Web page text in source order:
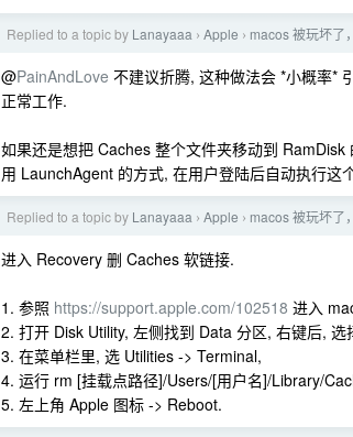
Replied to a topic by Lanayaaa › Apple › macos 被玩坏了
@PainAndLove 不建议折腾, 这种做法会 *小概率*
正常工作.
如果还是想把 Caches 整个文件夹移动到
用 LaunchAgent 的方式, 在用户登陆后自动执行这
Replied to a topic by Lanayaaa › Apple › macos 被玩坏了
进入 Recovery 删 Caches 软链接.
1. 参照 https://support.apple.com/102518 进入
2. 打开 Disk Utility, 左侧找到 Data 分区, 右键后,
3. 在菜单栏里, 选 Utilities -> Terminal,
4. 运行 rm [挂载点路径]/Users/[用户名]/Library/
5. 左上角 Apple 图标 -> Reboot.